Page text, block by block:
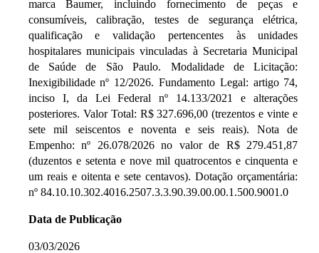
marca Baumer, incluindo fornecimento de peças e
consumíveis, calibração, testes de segurança elétrica,
qualificação e validação pertencentes às unidades
hospitalares municipais vinculadas à Secretaria Municipal
de Saúde de São Paulo. Modalidade de Licitação:
Inexigibilidade nº 12/2026. Fundamento Legal: artigo 74,
inciso I, da Lei Federal nº 14.133/2021 e alterações
posteriores. Valor Total: R$ 327.696,00 (trezentos e vinte e
sete mil seiscentos e noventa e seis reais). Nota de
Empenho: nº 26.078/2026 no valor de R$ 279.451,87
(duzentos e setenta e nove mil quatrocentos e cinquenta e
um reais e oitenta e sete centavos). Dotação orçamentária:
nº 84.10.10.302.4016.2507.3.3.90.39.00.00.1.500.9001.0
Data de Publicação
03/03/2026